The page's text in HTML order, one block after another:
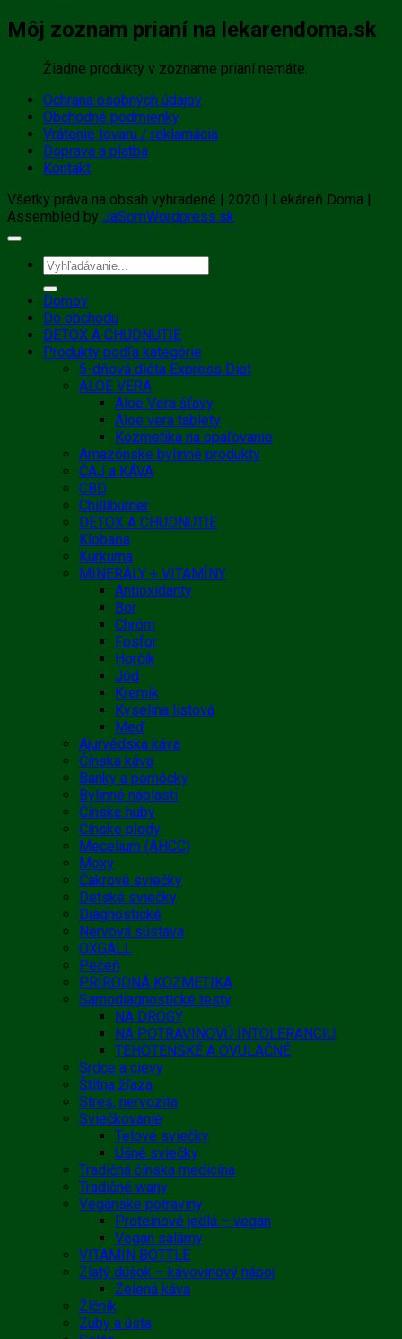
Môj zoznam prianí na lekarendoma.sk
Žiadne produkty v zozname prianí nemáte.
Ochrana osobných údajov
Obchodné podmienky
Vrátenie tovaru / reklamácia
Doprava a platba
Kontakt
Všetky práva na obsah vyhradené | 2020 | Lekáreň Doma |
Assembled by JaSomWordpress.sk
Hľadať:
Domov
Do obchodu
DETOX A CHUDNUTIE
Produkty podľa kategórie
5-dňová diéta Express Diet
ALOE VERA
Aloe Vera šťavy
Aloe vera tablety
Kozmetika na opaľovanie
Amazónske bylinné produkty
ČAJ a KÁVA
CBD
Chilliburner
DETOX A CHUDNUTIE
Klobaňa
Kurkuma
MINERÁLY + VITAMÍNY
Antioxidanty
Bor
Chróm
Fosfor
Horčík
Jód
Kremík
Kyselina listová
Meď
Ajurvédska káva
Čínska káva
Banky a pomôcky
Bylinné náplasti
Čínske huby
Čínske plody
Mecelium (AHCC)
Moxy
Čakrové sviečky
Detské sviečky
Diagnostické
Nervová sústava
OXGALL
Pečeň
PRÍRODNÁ KOZMETIKA
Samodiagnostické testy
NA DROGY
NA POTRAVINOVÚ INTOLERANCIU
TEHOTENSKÉ A OVULAČNÉ
Srdce a cievy
Štítna žľaza
Stres, nervozita
Sviečkovanie
Telové sviečky
Ušné sviečky
Tradičná čínska medicína
Tradičné wany
Vegánske potraviny
Proteínové jedlá – vegan
Vegan salámy
VITAMIN BOTTLE
Zlatý dúšok – kávovinový nápoj
Zelená káva
Žlčník
Zuby a ústa